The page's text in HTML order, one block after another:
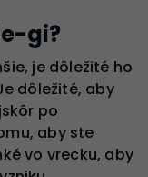
gi?
je dôležité ho
dôležité, aby
po
aby ste
vo vrecku, aby